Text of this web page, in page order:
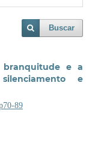
Buscar
branquitude e a
e
89